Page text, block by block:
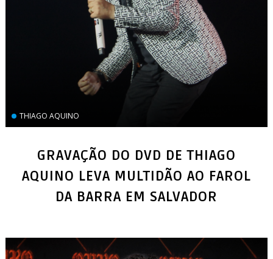
THIAGO AQUINO
GRAVAÇÃO DO DVD DE THIAGO
AQUINO LEVA MULTIDÃO AO FAROL
DA BARRA EM SALVADOR